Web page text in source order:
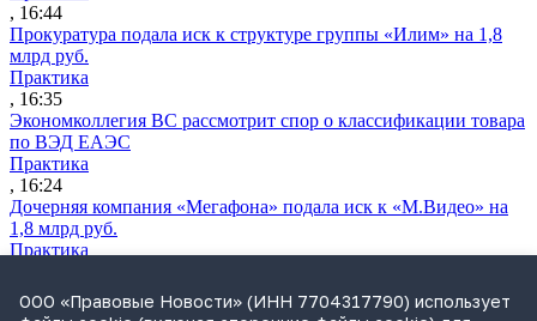
, 16:44
Прокуратура подала иск к структуре группы «Илим» на 1,8
млрд руб.
Практика
, 16:35
Экономколлегия ВС рассмотрит спор о классификации товара
по ВЭД ЕАЭС
Практика
, 16:24
Дочерняя компания «Мегафона» подала иск к «М.Видео» на
1,8 млрд руб.
Практика
СИП проверит отмену патента на систему управления
устройствами после возражений «Яндекса»
ООО «Правовые Новости» (ИНН 7704317790) использует